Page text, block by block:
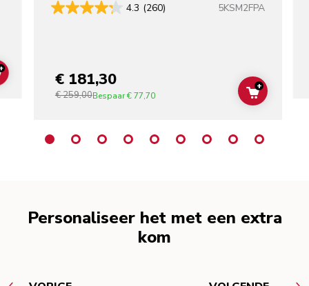
ADD TO CART
4.3 (260) 5KSM2FPA
€ 181,30
€ 259,00Bespaar€ 77,70 ADD TO
+
Personaliseer het met een extra
kom